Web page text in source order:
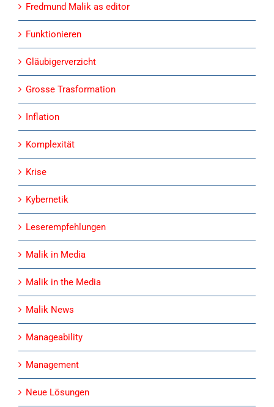
Fredmund Malik as editor
Funktionieren
Gläubigerverzicht
Grosse Trasformation
Inflation
Komplexität
Krise
Kybernetik
Leserempfehlungen
Malik in Media
Malik in the Media
Malik News
Manageability
Management
Neue Lösungen